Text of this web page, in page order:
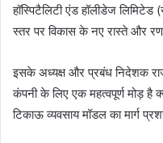
हॉस्पिटैलिटी एंड हॉलीडेज
स्तर पर विकास के नए रास्ते और
इसके अध्यक्ष और प्रबंध निदेशक
कंपनी के लिए एक महत्वपूर्ण मोड़
टिकाऊ व्यवसाय मॉडल का मार्ग